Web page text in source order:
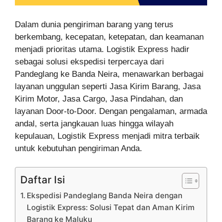
Dalam dunia pengiriman barang yang terus
berkembang, kecepatan, ketepatan, dan keamanan
menjadi prioritas utama. Logistik Express hadir
sebagai solusi ekspedisi terpercaya dari
Pandeglang ke Banda Neira, menawarkan berbagai
layanan unggulan seperti Jasa Kirim Barang, Jasa
Kirim Motor, Jasa Cargo, Jasa Pindahan, dan
layanan Door-to-Door. Dengan pengalaman, armada
andal, serta jangkauan luas hingga wilayah
kepulauan, Logistik Express menjadi mitra terbaik
untuk kebutuhan pengiriman Anda.
Daftar Isi
Ekspedisi Pandeglang Banda Neira dengan
Logistik Express: Solusi Tepat dan Aman Kirim
Barang ke Maluku